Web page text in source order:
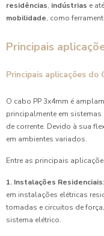
residências, indústrias e
mobilidade, como
Principais
Principais aplicações do
O cabo PP 3x4mm é
principalmente em
de corrente. Devido à sua
em ambientes variados.
Entre as principais
1. Instalações Residenciais:
em instalações elétricas
tomadas e circuitos de
sistema elétrico.